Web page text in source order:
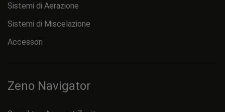
Sistemi di Aerazione
Sistemi di Miscelazione
Accessori
Zeno Navigator